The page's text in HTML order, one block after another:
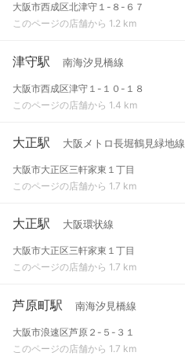
大阪市西成区北津守１-８-６７
このページの店舗から 1.2 km
津守駅 南海汐見橋線
大阪市西成区津守１-１０-１８
このページの店舗から 1.4 km
大正駅 大阪メトロ長堀鶴見緑地線
大阪市大正区三軒家東１丁目
このページの店舗から 1.7 km
大正駅 大阪環状線
大阪市大正区三軒家東１丁目
このページの店舗から 1.7 km
芦原町駅 南海汐見橋線
大阪市浪速区芦原２-５-３１
このページの店舗から 1.7 km